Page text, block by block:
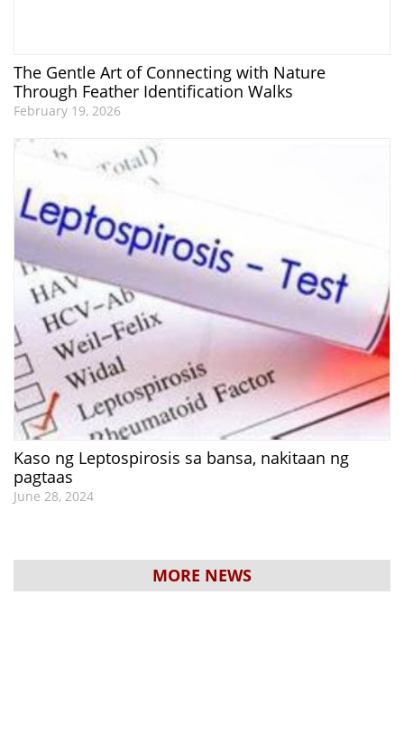
The Gentle Art of Connecting with Nature
Through Feather Identification Walks
February 19, 2026
Kaso ng Leptospirosis sa bansa, nakitaan ng
pagtaas
June 28, 2024
MORE NEWS